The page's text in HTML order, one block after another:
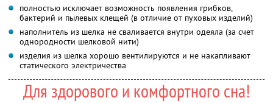
полностью исключает возможность появления грибков,
бактерий и пылевых клещей (в отличие от пуховых изделий)
наполнитель из шелка не сваливается внутри одеяла (за счет
однородности шелковой нити)
изделия из шелка хорошо вентилируются и не накапливают
статического электричества
Для здорового и комфортного сна!